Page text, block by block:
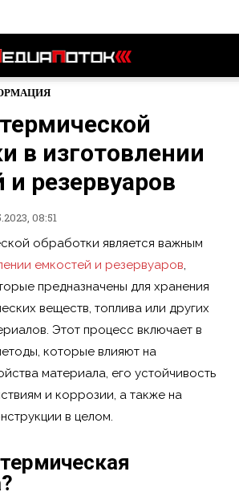
в изготовлении
и резервуаров
08:51
обработки является важным
емкостей и резервуаров,
предназначены для хранения
веществ, топлива или других
Этот процесс включает в
которые влияют на
материала, его устойчивость
и коррозии, а также на
в целом.